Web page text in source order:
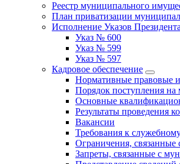
Реестр муниципального
План приватизации
Исполнение Указов
Указ № 600
Указ № 599
Указ № 597
Кадровое обеспечение
Нормативные правовые
Порядок поступления
Основные
Результаты проведения
Вакансии
Требования к
Ограничения,
Запреты, связанные с